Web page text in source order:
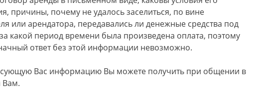
причины, почему не удалось заселиться, по вине
или арендатора, передавались ли денежные средства под
какой период времени была произведена оплата, поэтому
ответ без этой информации невозможно.
Вас информацию Вы можете получить при общении в
Вам.